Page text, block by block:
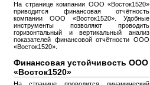
На странице компании ООО «Восток1520»
приводится финансовая отчётность
компании ООО «Восток1520». Удобные
инструменты позволяют проводить
горизонтальный и вертикальный анализ
показателей финансовой отчётности ООО
«Восток1520».
Финансовая устойчивость ООО
«Восток1520»